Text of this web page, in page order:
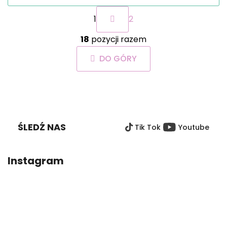
K
o
n
t
r
P
a
g
i
n
a
c
1
2
18 pozycji razem
DO GÓRY
ŚLEDŹ NAS Tik Tok Youtube
Instagram